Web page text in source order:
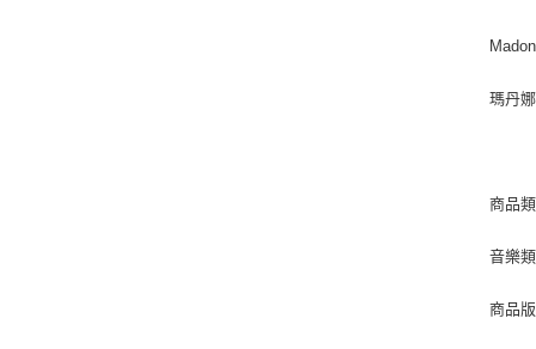
瑪丹娜
商品
音樂
商品